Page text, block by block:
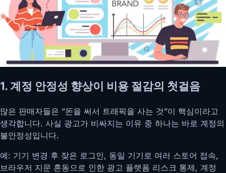
1. 계정 안정성 향상이 비용 절감의 첫걸음
많은 판매자들은 “돈을 써서 트래픽을 사는 것”이 핵심이라고
생각합니다. 사실 광고가 비싸지는 이유 중 하나는 바로 계정의
불안정성입니다.
예: 기기 변경 후 잦은 로그인, 동일 기기로 여러 스토어 접속,
브라우저 지문 혼동으로 인한 광고 플랫폼 리스크 통제, 계정